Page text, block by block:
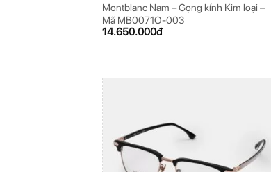
Montblanc Nam – Gọng kính Kim loại –
Mã MB0071O-003
14.650.000đ